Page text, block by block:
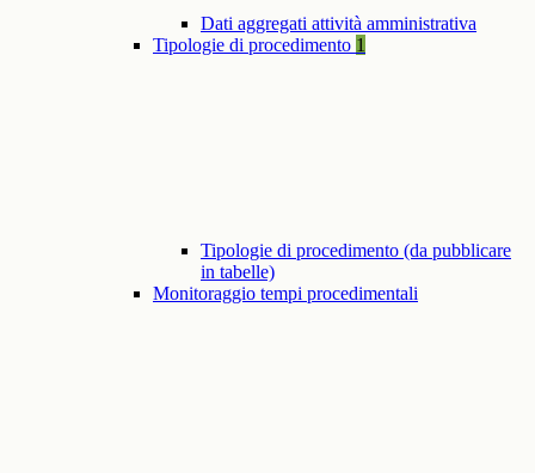
Dati aggregati attività amministrativa
Tipologie di procedimento 1
Tipologie di procedimento (da pubblicare
in tabelle)
Monitoraggio tempi procedimentali